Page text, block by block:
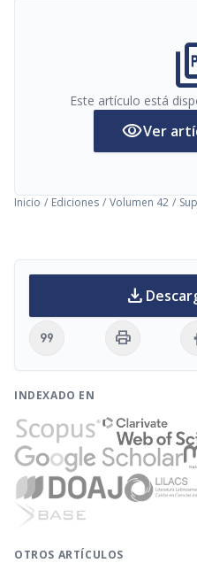
Este artículo está
visibilityVer
Inicio / Ediciones / Volumen 42 /
download
format_quote print
INDEXADO EN
OTROS ARTÍCULOS